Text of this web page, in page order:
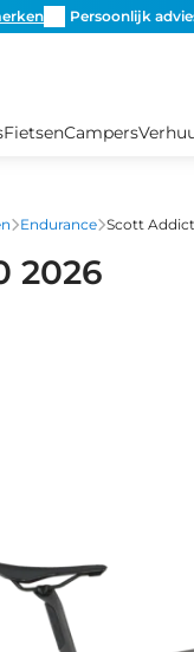
Persoonlijk
FietsenCampers
Endurance Scott
2026